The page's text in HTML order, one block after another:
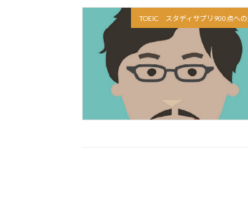
TOEIC スタディサプリ900点へ